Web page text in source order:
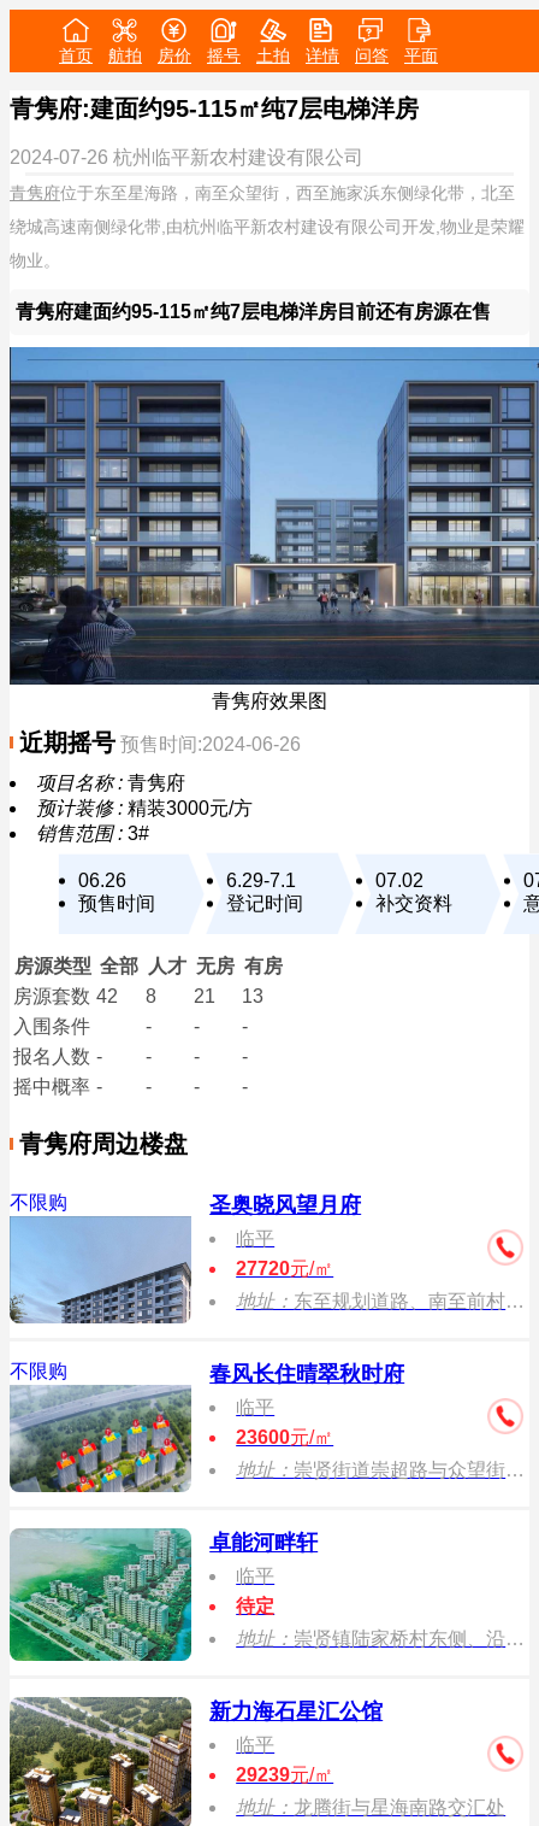
首页 航拍 房价 摇号 土拍 详情 问答 平面
青隽府:建面约95-115㎡纯7层电梯洋房
2024-07-26 杭州临平新农村建设有限公司
青隽府位于东至星海路，南至众望街，西至施家浜东侧绿化带，北至
绕城高速南侧绿化带,由杭州临平新农村建设有限公司开发,物业是荣耀
物业。
青隽府建面约95-115㎡纯7层电梯洋房目前还有房源在售
青隽府效果图
近期摇号 预售时间:2024-06-26
项目名称 : 青隽府
预计装修 : 精装3000元/方
销售范围 : 3#
06.26
预售时间
6.29-7.1
登记时间
07.02
补交资料
房源类型 全部 人才 无房 有房
房源套数 42 8 21
13
入围条件
- -
-
报名 人数 - - -
-
摇中概率 - - - -
青隽府周边楼盘
不限购 圣奥晓风望月府
临平
27720元/㎡
地址： 东至规划道路、南至前村街、西至崇超路、北至众望街
不限购 春风长住晴翠秋时府
临平
23600元/㎡
地址： 崇贤街道崇超路与众望街交叉口东侧
卓能河畔轩
临平
待定
地址： 崇贤镇陆家桥村东侧、沿山港西侧、崇杭街北侧
新力海石星汇公馆
临平
29239元/㎡
地址： 龙腾街与星海南路交汇处